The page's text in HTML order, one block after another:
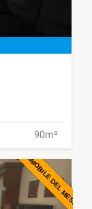
90m²
IMMOBILE DEL MESE